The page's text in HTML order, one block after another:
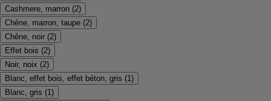
Cashmere, marron (2)
Chêne, marron, taupe (2)
Chêne, noir (2)
Effet bois (2)
Noir, noix (2)
Blanc, effet bois, effet béton, gris (1)
Blanc, gris (1)